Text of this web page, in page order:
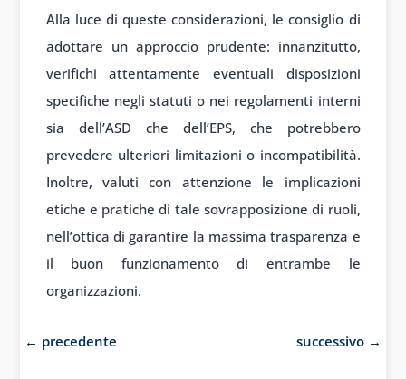
Alla luce di queste considerazioni, le consiglio di
adottare un approccio prudente: innanzitutto,
verifichi attentamente eventuali disposizioni
specifiche negli statuti o nei regolamenti interni
sia dell’ASD che dell’EPS, che potrebbero
prevedere ulteriori limitazioni o incompatibilità.
Inoltre, valuti con attenzione le implicazioni
etiche e pratiche di tale sovrapposizione di ruoli,
nell’ottica di garantire la massima trasparenza e
il buon funzionamento di entrambe le
organizzazioni.
← precedente successivo →